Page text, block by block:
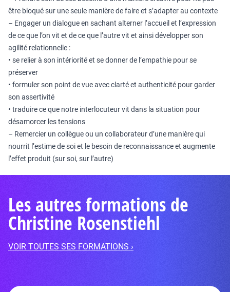
être bloqué sur une seule manière de faire et s’adapter au contexte
– Engager un dialogue en sachant alterner l’accueil et l’expression
de ce que l’on vit et de ce que l’autre vit et ainsi développer son
agilité relationnelle :
• se relier à son intériorité et se donner de l’empathie pour se
préserver
• formuler son point de vue avec clarté et authenticité pour garder
son assertivité
• traduire ce que notre interlocuteur vit dans la situation pour
désamorcer les tensions
– Remercier un collègue ou un collaborateur d’une manière qui
nourrit l’estime de soi et le besoin de reconnaissance et augmente
l’effet produit (sur soi, sur l’autre)
Les autres formations de
Christine Rosenstiehl
VOIR TOUTES SES FORMATIONS ›